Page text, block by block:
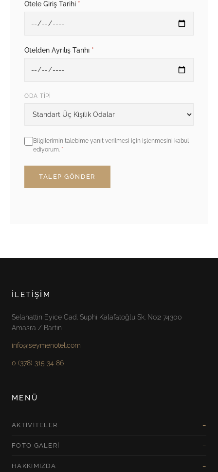
Otele Giriş Tarihi *
Otelden Ayrılış Tarihi *
ODA TIPI
ŞirketBilgilerimin talebime yanıt verilmesi için işlenmesini kabul
ediyorum. *
TALEP GÖNDER
İLETIŞIM
Selahattin Eyice Cad. Suphi Kalafatoğlu Sk. No:2 74300
Amasra / Bartın
info@seymenotel.com
0 (378) 315 34 86
MENÜ
AKTIVITELER
FOTO GALERI
HAKKIMIZDA